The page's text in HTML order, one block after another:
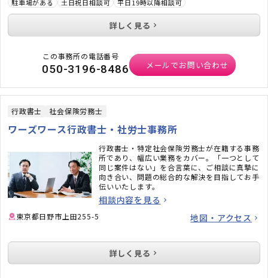
駐車場がある
土日祝日相談可 平日19時以降相談可
詳しく見る
この事務所の電話番号
050-3196-8486 メールでお問い合わせ
行政書士 社会保険労務士
ワーズワース行政書士・社労士事務所
行政書士・特定社会保険労務士が在籍する事務
所であり、幅広い業務をカバー。「一つとして
同じ案件はない」を合言葉に、ご相談に真摯に
向き合い、問題の総合的な解決を目指してお手
伝いいたします。
相談内容を見る
東京都日野市上田255-5 地図・アクセス
詳しく見る